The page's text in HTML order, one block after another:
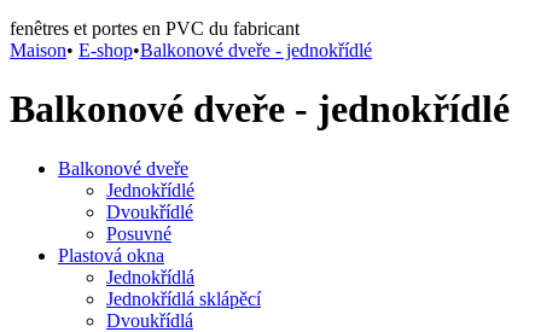
fenêtres et portes en PVC du fabricant
Maison• E-shop•Balkonové dveře - jednokřídlé
Balkonové dveře - jednokřídlé
Balkonové dveře
Jednokřídlé
Dvoukřídlé
Posuvné
Plastová okna
Jednokřídlá
Jednokřídlá sklápěcí
Dvoukřídlá